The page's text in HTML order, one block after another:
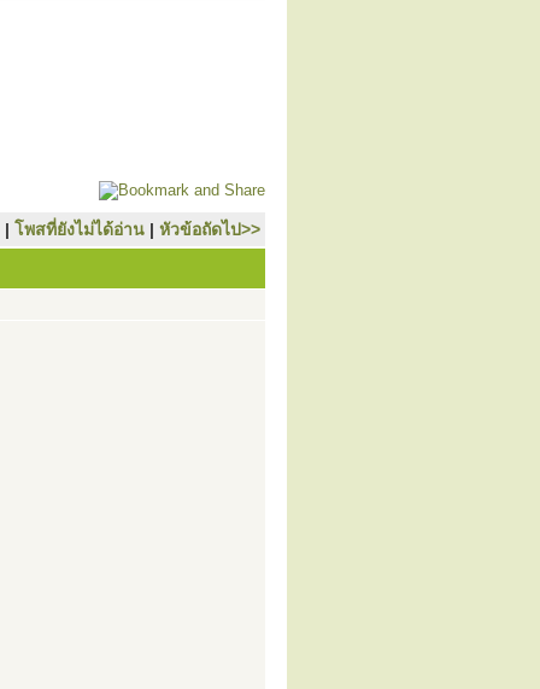
| โพสที่ยังไม่ได้อ่าน | หัวข้อถัดไป>>